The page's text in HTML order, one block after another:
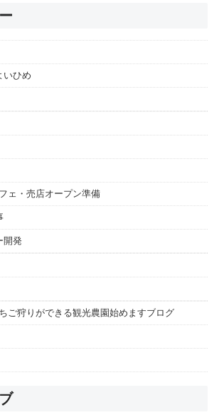
いひめ
ェ・売店オープン準備
開発
ご狩りができる観光農園始めますブログ